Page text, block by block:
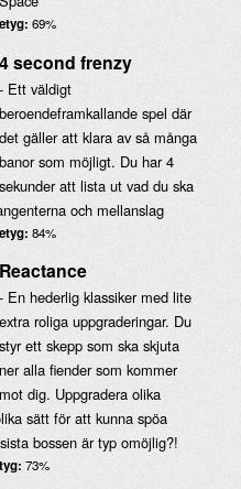
69%
4 second frenzy
- Ett väldigt
beroendeframkallande spel där
det gäller att klara av så många
banor som möjligt. Du har 4
sekunder att lista ut vad du ska
och mellanslag
84%
Reactance
- En hederlig klassiker med lite
extra roliga uppgraderingar. Du
styr ett skepp som ska skjuta
ner alla fiender som kommer
mot dig. Uppgradera olika
sätt för att kunna spöa
bossen är typ omöjlig?!
73%